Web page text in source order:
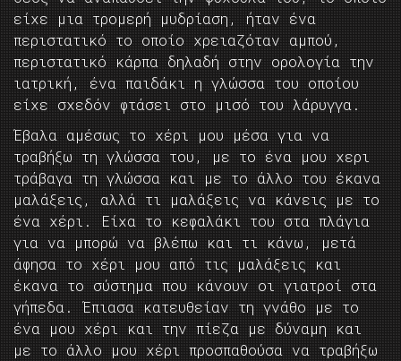
είχε μια τρομερή μυδρίαση, ήταν ένα
περιστατικό το οποίο χρειαζόταν αμπού,
περιστατικό κάρπα δηλαδή στην ορολογία την
ιατρική, ένα παιδάκι η γλώσσα του οποίου
είχε σχεδόν φτάσει στο μισό του λάρυγγα.
Έβαλα αμέσως το χέρι μου μέσα για να
τραβήξω τη γλώσσα του, με το ένα μου χερι
τράβαγα τη γλώσσα και με το άλλο του έκανα
μαλάξεις, αλλά τι μαλάξεις να κάνεις με το
ένα χέρι. Είχα το κεφαλάκι του στα πλάγια
για να μπορώ να βλέπω και τι κάνω, μετά
άφησα το χέρι μου από τις μαλάξεις και
έκανα το σύστημα που κάνουν οι γιατροί στα
γήπεδα. Έπιασα κατευθείαν τη γνάθο με το
ένα μου χέρι και την πίεζα με δύναμη και
με το άλλο μου χέρι προσπαθούσα να τραβήξω